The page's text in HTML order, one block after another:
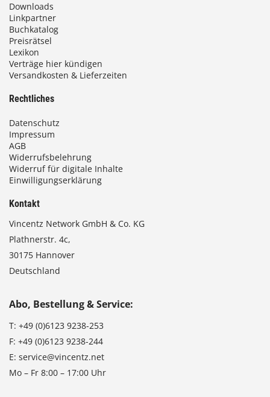
Downloads
Linkpartner
Buchkatalog
Preisrätsel
Lexikon
Verträge hier kündigen
Versandkosten & Lieferzeiten
Rechtliches
Datenschutz
Impressum
AGB
Widerrufsbelehrung
Widerruf für digitale Inhalte
Einwilligungserklärung
Kontakt
Vincentz Network GmbH & Co. KG
Plathnerstr. 4c,
30175 Hannover
Deutschland
Abo, Bestellung & Service:
T: +49 (0)6123 9238-253
F: +49 (0)6123 9238-244
E: service@vincentz.net
Mo – Fr 8:00 – 17:00 Uhr